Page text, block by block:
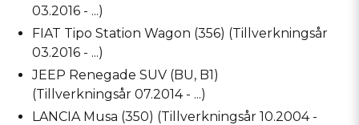
03.2016 - ...)
FIAT Tipo Station Wagon (356) (Tillverkningsår
03.2016 - ...)
JEEP Renegade SUV (BU, B1)
(Tillverkningsår 07.2014 - ...)
LANCIA Musa (350) (Tillverkningsår 10.2004 -